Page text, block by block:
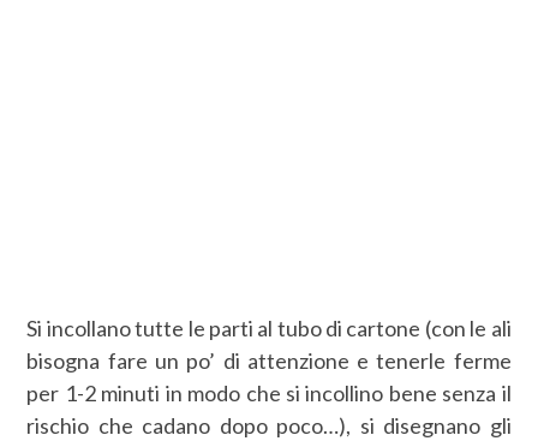
Si incollano tutte le parti al tubo di cartone (con le ali
bisogna fare un po’ di attenzione e tenerle ferme
per 1-2 minuti in modo che si incollino bene senza il
rischio che cadano dopo poco…), si disegnano gli